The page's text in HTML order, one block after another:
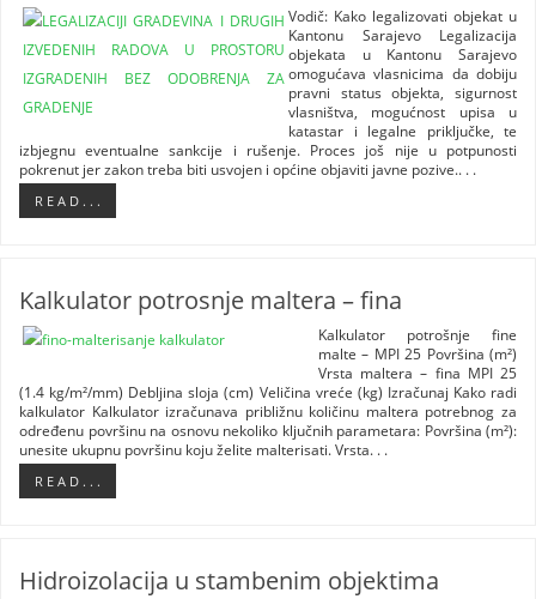
Vodič: Kako legalizovati objekat u
Kantonu Sarajevo Legalizacija
objekata u Kantonu Sarajevo
omogućava vlasnicima da dobiju
pravni status objekta, sigurnost
vlasništva, mogućnost upisa u
katastar i legalne priključke, te
izbjegnu eventualne sankcije i rušenje. Proces još nije u potpunosti
pokrenut jer zakon treba biti usvojen i općine objaviti javne pozive.. . .
R E A D . . .
Kalkulator potrosnje maltera – fina
Kalkulator potrošnje fine
malte – MPI 25 Površina (m²)
Vrsta maltera – fina MPI 25
(1.4 kg/m²/mm) Debljina sloja (cm) Veličina vreće (kg) Izračunaj Kako radi
kalkulator Kalkulator izračunava približnu količinu maltera potrebnog za
određenu površinu na osnovu nekoliko ključnih parametara: Površina (m²):
unesite ukupnu površinu koju želite malterisati. Vrsta. . .
R E A D . . .
Hidroizolacija u stambenim objektima